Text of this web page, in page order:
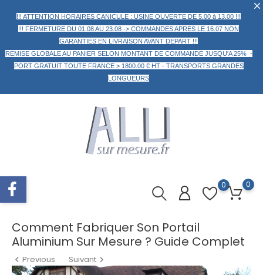
!!! ATTENTION HORAIRES CANICULE : USINE OUVERTE DE 5.00 à 13.00 !!!
!!! FERMETURE DU 01.08 AU 23.08 -> COMMANDES APRES LE 16.07 NON
GARANTIES EN LIVRAISON AVANT DEPART !!!
REMISE GLOBALE AU PANIER SELON MONTANT DE COMMANDE JUSQU'A 25% -
PORT GRATUIT TOUTE FRANCE > 1800.00 € HT - TRANSPORTS GRANDES
LONGUEURS
0 0
Comment Fabriquer Son Portail
Aluminium Sur Mesure ? Guide Complet
 Previous Suivant 